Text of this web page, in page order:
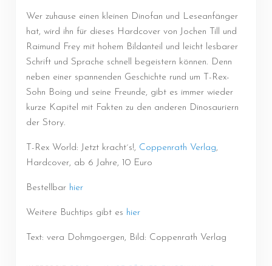
Wer zuhause einen kleinen Dinofan und Leseanfänger
hat, wird ihn für dieses Hardcover von Jochen Till und
Raimund Frey mit hohem Bildanteil und leicht lesbarer
Schrift und Sprache schnell begeistern können. Denn
neben einer spannenden Geschichte rund um T-Rex-
Sohn Boing und seine Freunde, gibt es immer wieder
kurze Kapitel mit Fakten zu den anderen Dinosauriern
der Story.
T-Rex World: Jetzt kracht´s!, Coppenrath Verlag,
Hardcover, ab 6 Jahre, 10 Euro
Bestellbar hier
Weitere Buchtips gibt es hier
Text: vera Dohmgoergen, Bild: Coppenrath Verlag